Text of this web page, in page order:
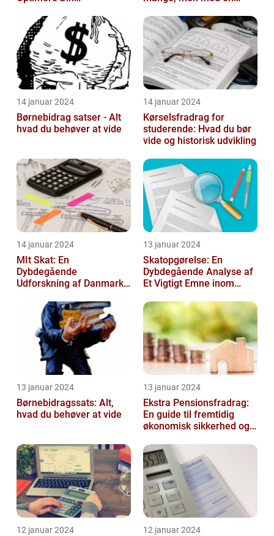
kan man nemt og ...
14 januar 2024
Børnebidrag satser - Alt
hvad du behøver at vide
14 januar 2024
Kørselsfradrag for
studerende: Hvad du bør
vide og historisk udvikling
14 januar 2024
MIt Skat: En
Dybdegående
Udforskning af Danmarks
13 januar 2024
Skatopgørelse: En
Dybdegående Analyse af
Et Vigtigt Emne inom
13 januar 2024
Børnebidragssats: Alt,
hvad du behøver at vide
13 januar 2024
Ekstra Pensionsfradrag:
En guide til fremtidig
økonomisk sikkerhed og
12 januar 2024 12 januar 2024